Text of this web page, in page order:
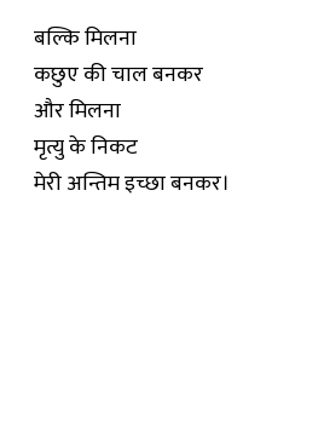
बल्कि मिलना
कछुए की चाल बनकर
और मिलना
मृत्यु के निकट
मेरी अन्तिम इच्छा बनकर।